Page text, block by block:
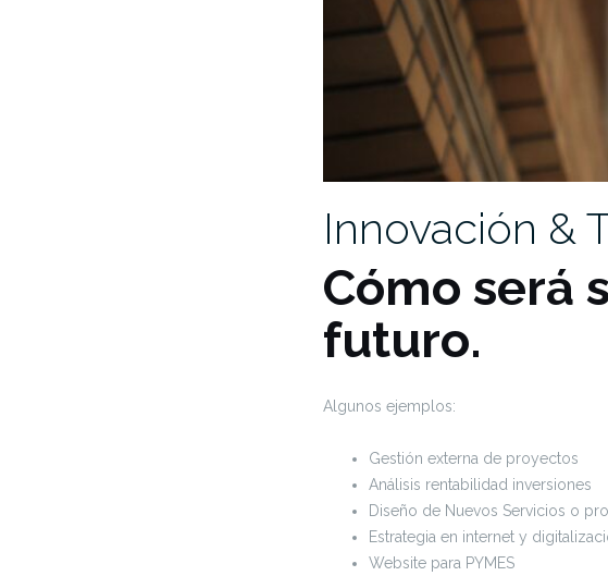
Innovación &
Cómo será
futuro.
Algunos ejemplos:
Gestión externa de proyectos
Análisis rentabilidad inversiones
Diseño de Nuevos Servicios o
Estrategia en internet y
Website para PYMES